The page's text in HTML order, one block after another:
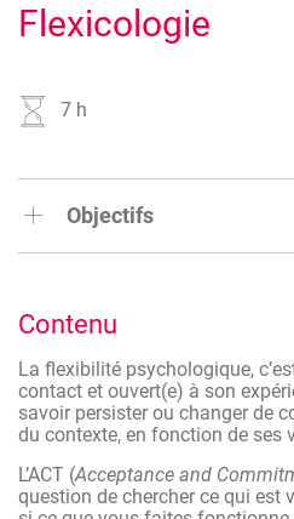
Flexicologie
7 h
Objectifs
et de passer de la rigidité à la
Contenu
La flexibilité psychologique,
contact et ouvert(e) à son
savoir persister ou changer de
du contexte, en fonction de ses
L’ACT (Acceptance and
question de chercher ce qui est